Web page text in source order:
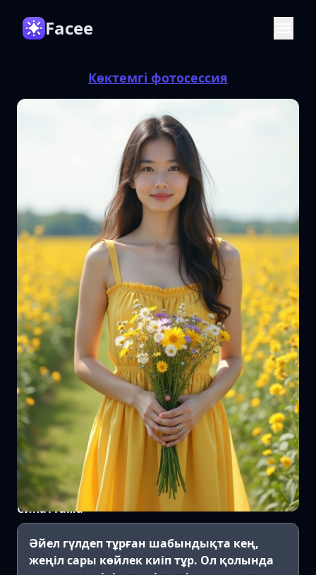
Facee
Көктемгі фотосессия
Сипаттама
Әйел гүлдеп тұрған шабындықта кең,
жеңіл сары көйлек киіп тұр. Ол қолында